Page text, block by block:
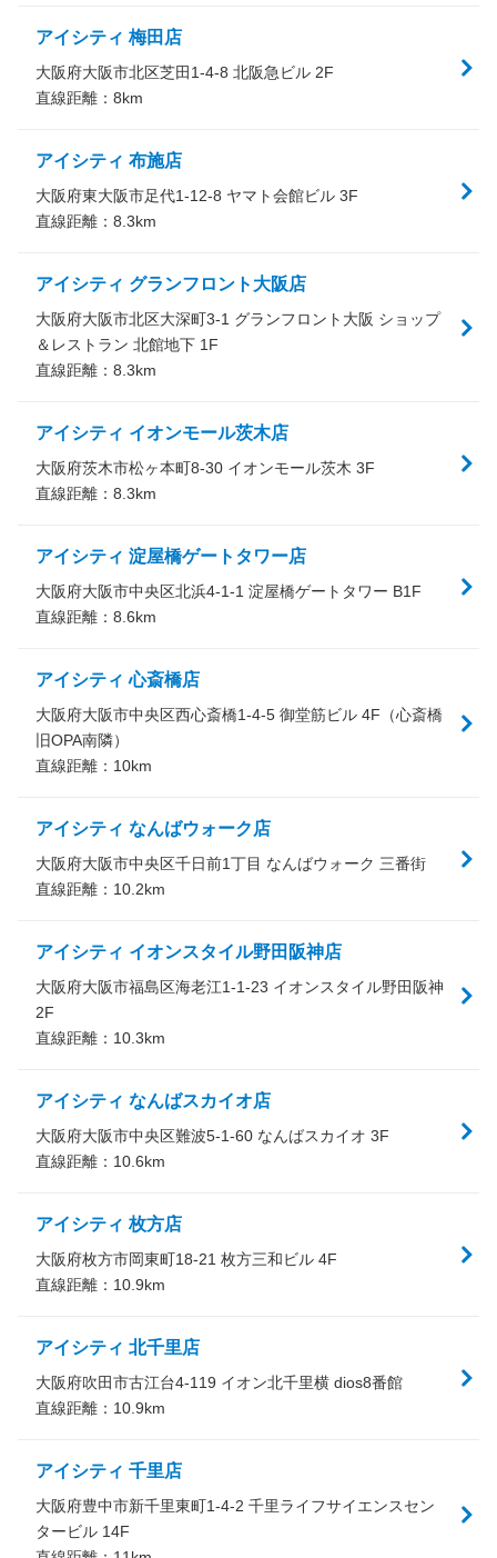
アイシティ 梅田店
大阪府大阪市北区芝田1-4-8 北阪急ビル 2F
直線距離： 8km
アイシティ 布施店
大阪府東大阪市足代1-12-8 ヤマト会館ビル 3F
直線距離： 8.3km
アイシティ グランフロント大阪店
大阪府大阪市北区大深町3-1 グランフロント大阪 ショップ
＆レストラン 北館地下 1F
直線距離： 8.3km
アイシティ イオンモール茨木店
大阪府茨木市松ヶ本町8-30 イオンモール茨木 3F
直線距離： 8.3km
アイシティ 淀屋橋ゲートタワー店
大阪府大阪市中央区北浜4-1-1 淀屋橋ゲートタワー B1F
直線距離： 8.6km
アイシティ 心斎橋店
大阪府大阪市中央区西心斎橋1-4-5 御堂筋ビル 4F（心斎橋
旧OPA南隣）
直線距離： 10km
アイシティ なんばウォーク店
大阪府大阪市中央区千日前1丁目 なんばウォーク 三番街
直線距離： 10.2km
アイシティ イオンスタイル野田阪神店
大阪府大阪市福島区海老江1-1-23 イオンスタイル野田阪神
2F
直線距離： 10.3km
アイシティ なんばスカイオ店
大阪府大阪市中央区難波5-1-60 なんばスカイオ 3F
直線距離： 10.6km
アイシティ 枚方店
大阪府枚方市岡東町18-21 枚方三和ビル 4F
直線距離： 10.9km
アイシティ 北千里店
大阪府吹田市古江台4-119 イオン北千里横 dios8番館
直線距離： 10.9km
アイシティ 千里店
大阪府豊中市新千里東町1-4-2 千里ライフサイエンスセン
タービル 14F